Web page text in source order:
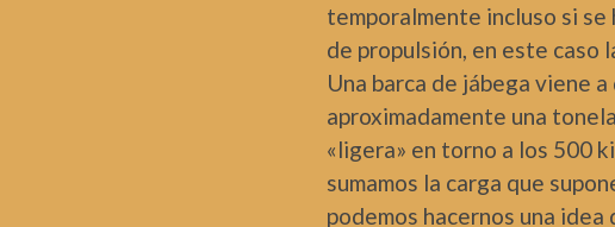
temporalmente incluso si se
de propulsión, en este caso
Una barca de jábega viene
aproximadamente una
«ligera» en torno a los 500
sumamos la carga que
podemos hacernos una